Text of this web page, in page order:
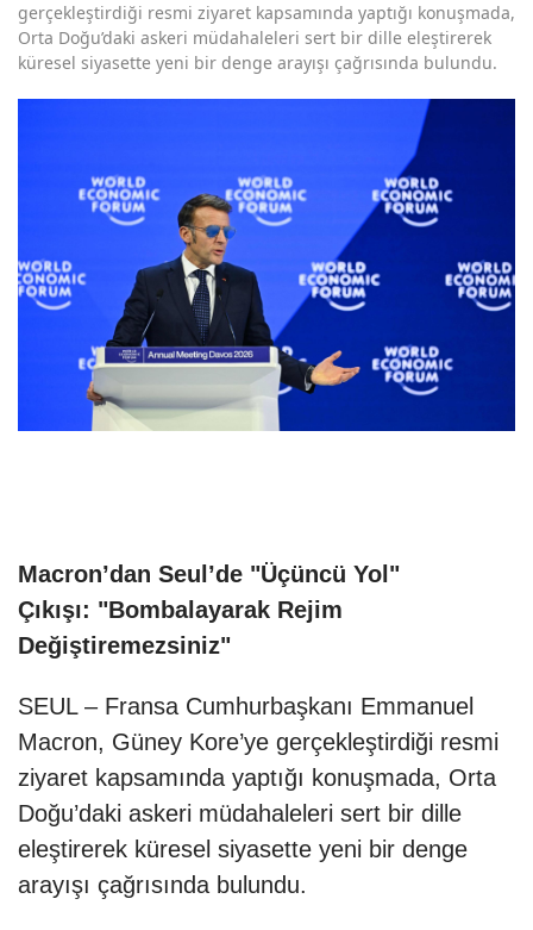
gerçekleştirdiği resmi ziyaret kapsamında yaptığı konuşmada,
Orta Doğu’daki askeri müdahaleleri sert bir dille eleştirerek
küresel siyasette yeni bir denge arayışı çağrısında bulundu.
Macron’dan Seul’de "Üçüncü Yol"
Çıkışı: "Bombalayarak Rejim
Değiştiremezsiniz"
SEUL – Fransa Cumhurbaşkanı Emmanuel
Macron, Güney Kore’ye gerçekleştirdiği resmi
ziyaret kapsamında yaptığı konuşmada, Orta
Doğu’daki askeri müdahaleleri sert bir dille
eleştirerek küresel siyasette yeni bir denge
arayışı çağrısında bulundu.